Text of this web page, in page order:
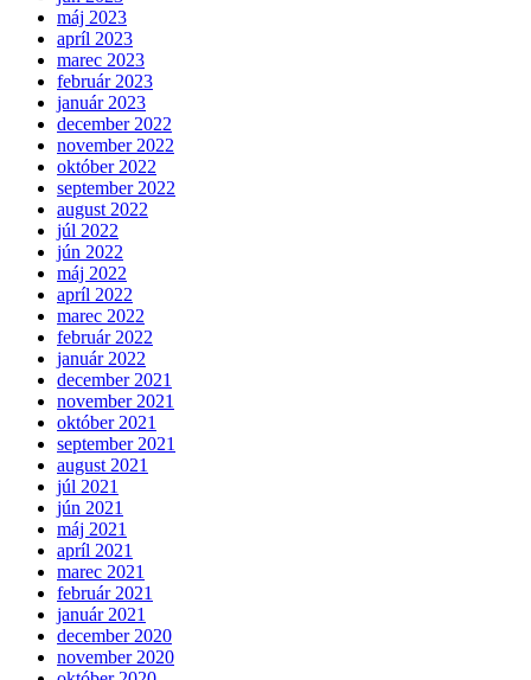
máj 2023
apríl 2023
marec 2023
február 2023
január 2023
december 2022
november 2022
október 2022
september 2022
august 2022
júl 2022
jún 2022
máj 2022
apríl 2022
marec 2022
február 2022
január 2022
december 2021
november 2021
október 2021
september 2021
august 2021
júl 2021
jún 2021
máj 2021
apríl 2021
marec 2021
február 2021
január 2021
december 2020
november 2020